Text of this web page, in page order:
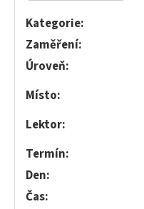
Kategorie:
Zaměření:
Úroveň:
Místo:
Lektor:
Termín:
Den:
Čas: